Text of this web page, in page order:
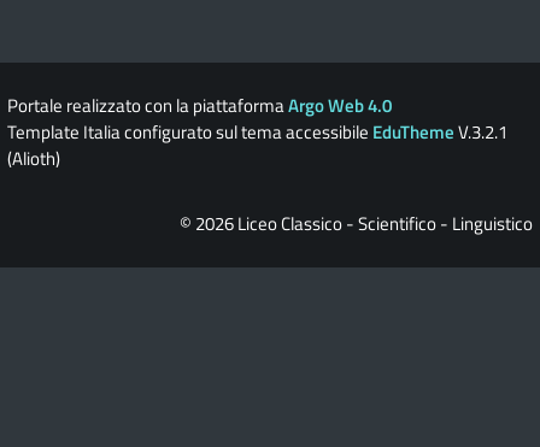
Portale realizzato con la piattaformaArgo Web 4.0
Template Italia configurato sul tema accessibile EduThemeV.3.2.1
(Alioth)
© 2026 Liceo Classico - Scientifico - Linguistico